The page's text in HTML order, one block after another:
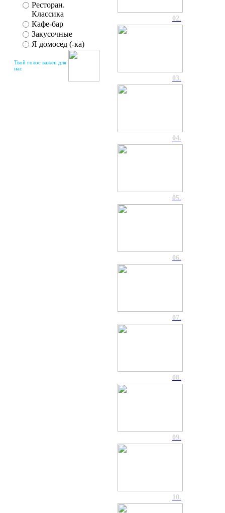
Ресторан.
Классика
Кафе-бар
Закусочные
Я домосед (-ка)
Твой голос важен для
нас
02.
03.
04.
05.
06.
07.
08.
09.
10.